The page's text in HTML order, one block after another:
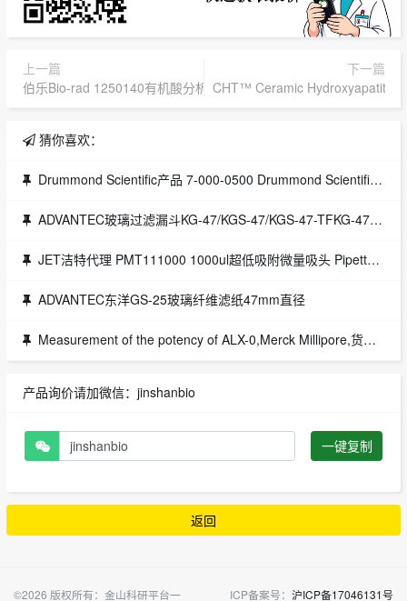
上一篇
伯乐Bio-rad 1250140有机酸分析柱 1250129柱保护柱柱芯
下一篇
CHT™ Ceramic Hydroxyapatite,
猜你喜欢：
Drummond Scientific产品 7-000-0500 Drummond Scientific产品
ADVANTEC玻璃过滤漏斗KG-47/KGS-47/KGS-47-TFKG-47/KGS-47授权代理现货促销
JET洁特代理 PMT111000 1000ul超低吸附微量吸头 Pipette Micro ZERO Tips100～1000ul超低吸附,带滤芯,袋装,本色,无酶,已消毒(ZEROTIP) PMT111000
ADVANTEC东洋GS-25玻璃纤维滤纸47mm直径
Measurement of the potency of ALX-0,Merck Millipore,货号：B09006T12IM
产品询价请加微信：jinshanbio
一键复制
返回
©2026 版权所有：金山科研平台一 ICP备案号： 沪ICP备17046131号